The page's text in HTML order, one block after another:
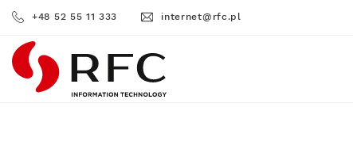
+48 52 55 11 333 internet@rfc.pl
RFC